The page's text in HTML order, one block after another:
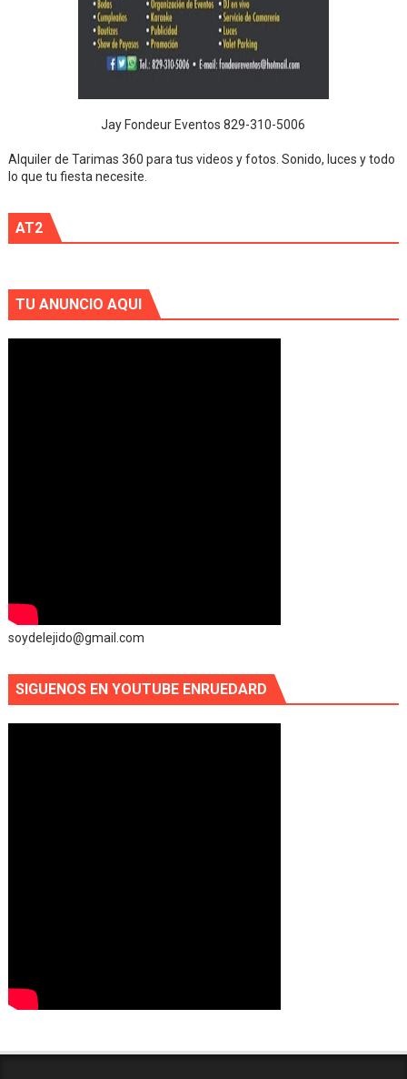
Jay Fondeur Eventos 829-310-5006
Alquiler de Tarimas 360 para tus videos y fotos. Sonido, luces y todo
lo que tu fiesta necesite.
AT2
TU ANUNCIO AQUI
soydelejido@gmail.com
SIGUENOS EN YOUTUBE ENRUEDARD